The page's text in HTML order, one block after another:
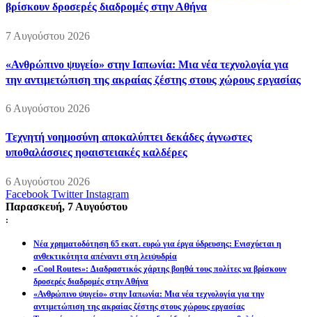
βρίσκουν δροσερές διαδρομές στην Αθήνα
7 Αυγούστου 2026
«Ανθρώπινο ψυγείο» στην Ιαπωνία: Μια νέα τεχνολογία για
την αντιμετώπιση της ακραίας ζέστης στους χώρους εργασίας
6 Αυγούστου 2026
Τεχνητή νοημοσύνη αποκαλύπτει δεκάδες άγνωστες
υποθαλάσσιες ηφαιστειακές καλδέρες
6 Αυγούστου 2026
Facebook Twitter Instagram
Παρασκευή, 7 Αυγούστου
:
Νέα χρηματοδότηση 65 εκατ. ευρώ για έργα ύδρευσης: Ενισχύεται η
ανθεκτικότητα απέναντι στη λειψυδρία
«Cool Routes»: Διαδραστικός χάρτης βοηθά τους πολίτες να βρίσκουν
δροσερές διαδρομές στην Αθήνα
«Ανθρώπινο ψυγείο» στην Ιαπωνία: Μια νέα τεχνολογία για την
αντιμετώπιση της ακραίας ζέστης στους χώρους εργασίας